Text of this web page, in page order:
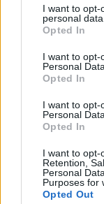
I want to opt-
personal data.
Opted In
I want to opt-
Personal Data.
Opted In
I want to opt-
Personal
Opted In
I want to opt-
Retention,
Personal
Purposes for
Opted Out
Πελοπόννησος